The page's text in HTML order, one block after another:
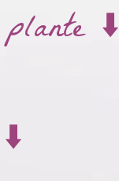
⬇️